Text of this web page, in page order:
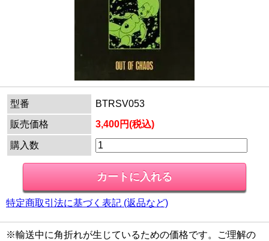
型番
BTRSV053
販売価格
3,400円(税込)
購入数
特定商取引法に基づく表記 (返品など)
※輸送中に角折れが生じているための価格です。ご理解の